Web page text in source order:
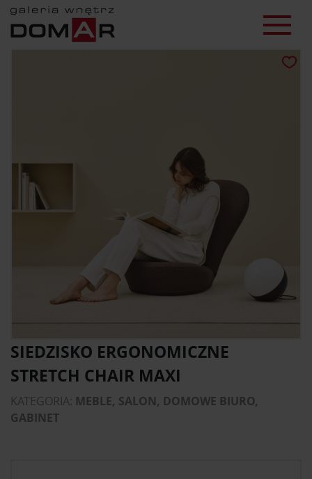
SIEDZISKO ERGONOMICZNE
STRETCH CHAIR MAXI
KATEGORIA: MEBLE, SALON, DOMOWE BIURO,
GABINET